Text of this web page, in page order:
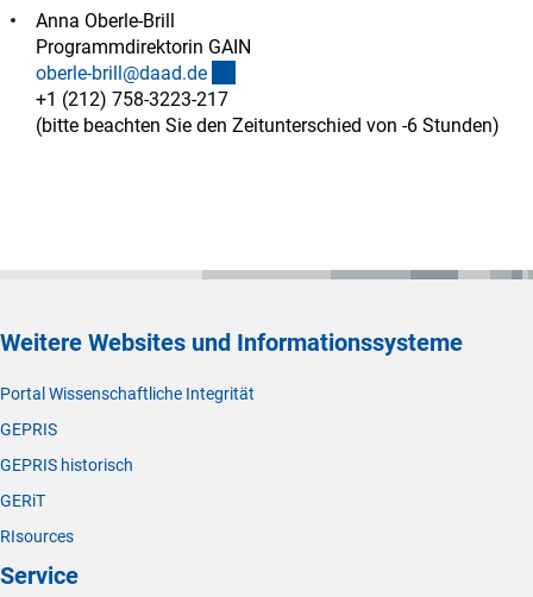
Anna Oberle-Brill
Programmdirektorin GAIN
oberle-brill@daad.de
+1 (212) 758-3223-217
(bitte beachten Sie den Zeitunterschied von -6 Stunden)
Weitere Websites und Informationssysteme
Portal Wissenschaftliche Integrität
GEPRIS
GEPRIS historisch
GERiT
RIsources
Service